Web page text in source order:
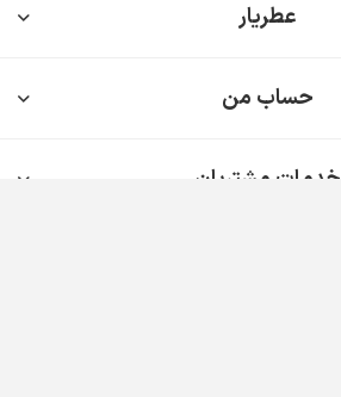
عطریار
حساب من
خدمات مشتریان